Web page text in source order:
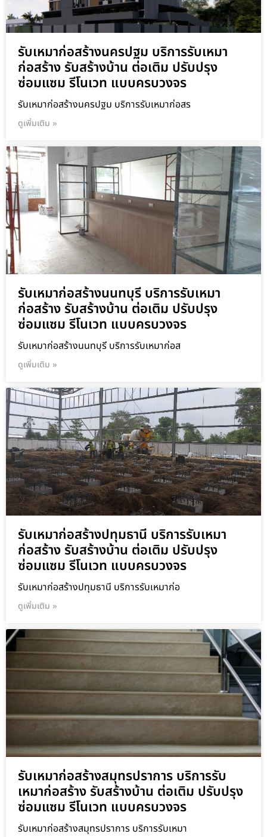
รับเหมาก่อสร้างนครปฐม บริการรับเหมา
ก่อสร้าง รับสร้างบ้าน ต่อเติม ปรับปรุง
ซ่อมแซม รีโนเวท แบบครบวงจร
รับเหมาก่อสร้างนครปฐม บริการรับเหมาก่อสร
ดูเพิ่มเติม »
รับเหมาก่อสร้างนนทบุรี บริการรับเหมา
ก่อสร้าง รับสร้างบ้าน ต่อเติม ปรับปรุง
ซ่อมแซม รีโนเวท แบบครบวงจร
รับเหมาก่อสร้างนนทบุรี บริการรับเหมาก่อส
ดูเพิ่มเติม »
รับเหมาก่อสร้างปทุมธานี บริการรับเหมา
ก่อสร้าง รับสร้างบ้าน ต่อเติม ปรับปรุง
ซ่อมแซม รีโนเวท แบบครบวงจร
รับเหมาก่อสร้างปทุมธานี บริการรับเหมาก่อ
ดูเพิ่มเติม »
รับเหมาก่อสร้างสมุทรปราการ บริการรับ
เหมาก่อสร้าง รับสร้างบ้าน ต่อเติม ปรับปรุง
ซ่อมแซม รีโนเวท แบบครบวงจร
รับเหมาก่อสร้างสมุทรปราการ บริการรับเหมา